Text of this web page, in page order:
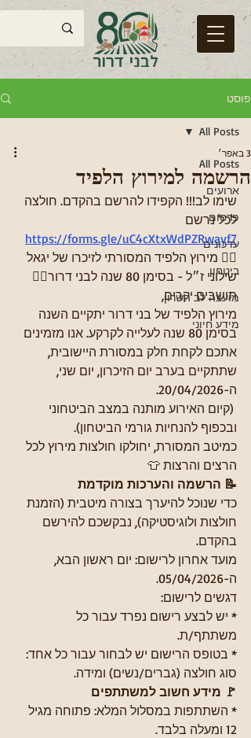
פוסט
All Posts
ארועים
פרסום
עדכונים
ביטחון
מועצה לב השרון
מידע חיוני
All Posts
הרשמה למירוץ הלפיד
3 באפר׳
שימו לב!!! הקפידו להרשם בהקדם. חולצה
לכל נרשם
https://forms.gle/uC4cXtxWdPZRwayf7
🏃‍♂️ מירוץ הלפיד המסורתי לזיכרו של יגאל
שילוני ז״ל - בסימן 80 שנה לבני דרור🏃‍♀️
תושבים יקרים,
מירוץ הלפיד של בני דרור יתקיים השנה
בסימן 80 שנה לעלייה לקרקע. אנו מזמינים
אתכם לקחת חלק במסורת היישובית,
שתתקיים בערב יום הזיכרון, יום שני,
ה-20/04/2026.
(קיום האירוע מותנה במצב הביטחוני
ובכפוף להנחיות גורמי הביטחון).
כמיטב המסורת, יחולקו חולצות מירוץ לכל
הרצים והרצות 👕
📝 הרשמה והערכות מוקדמת
כדי שנוכל להיערך בצורה מיטבית (הזמנת
חולצות ולוגיסטיקה), נבקשכם להירשם
בהקדם.
מועד אחרון לרישום: יום ראשון הבא,
ה-05/04/2026.
דגשים לרישום:
* יש לבצע רישום נפרד עבור כל
משתתף/ת.
* בטופס הרישום יש לבחור עבור כל אחד:
סוג חולצה (גברים/נשים) ומידה.
🚩 מידע חשוב למשתתפים
* השתתפות במסלול המלא: פתוחה מגיל
12 ומעלה בלבד.